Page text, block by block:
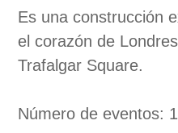
Es una construcción
el corazón de
Trafalgar Square.
Número de eventos: